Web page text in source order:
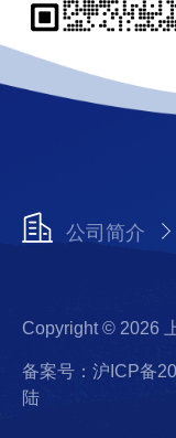
公司简介
Copyright © 2026
备案号：沪ICP备
陆